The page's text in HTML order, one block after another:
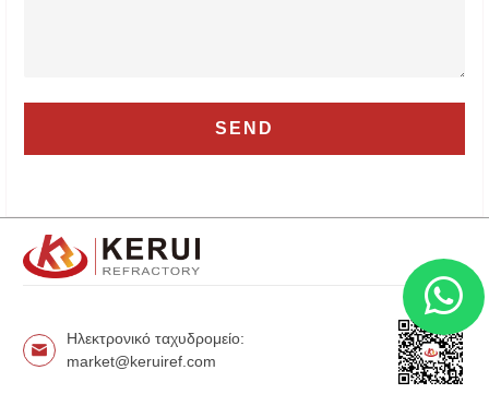
Ηλεκτρονικό ταχυδρομείο:
market@keruiref.com